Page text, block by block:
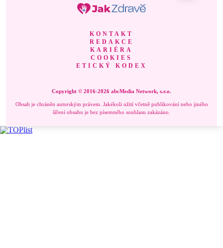
KONTAKT
REDAKCE
KARIÉRA
COOKIES
ETICKÝ KODEX
Copyright © 2016-2026 abcMedia Network, s.r.o.
Obsah je chráněn autorským právem. Jakékoli užití včetně publikování nebo jiného
šíření obsahu je bez písemného souhlasu zakázáno.